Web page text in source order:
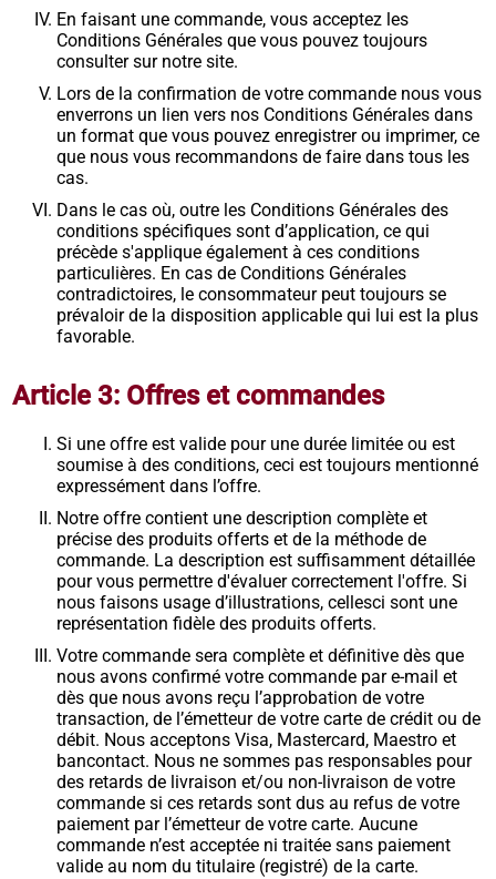
En faisant une commande, vous acceptez les
Conditions Générales que vous pouvez toujours
consulter sur notre site.
Lors de la confirmation de votre commande nous vous
enverrons un lien vers nos Conditions Générales dans
un format que vous pouvez enregistrer ou imprimer, ce
que nous vous recommandons de faire dans tous les
cas.
Dans le cas où, outre les Conditions Générales des
conditions spécifiques sont d’application, ce qui
précède s'applique également à ces conditions
particulières. En cas de Conditions Générales
contradictoires, le consommateur peut toujours se
prévaloir de la disposition applicable qui lui est la plus
favorable.
Article 3: Offres et commandes
Si une offre est valide pour une durée limitée ou est
soumise à des conditions, ceci est toujours mentionné
expressément dans l’offre.
Notre offre contient une description complète et
précise des produits offerts et de la méthode de
commande. La description est suffisamment détaillée
pour vous permettre d'évaluer correctement l'offre. Si
nous faisons usage d’illustrations, cellesci sont une
représentation fidèle des produits offerts.
Votre commande sera complète et définitive dès que
nous avons confirmé votre commande par e-mail et
dès que nous avons reçu l’approbation de votre
transaction, de l’émetteur de votre carte de crédit ou de
débit. Nous acceptons Visa, Mastercard, Maestro et
bancontact. Nous ne sommes pas responsables pour
des retards de livraison et/ou non-livraison de votre
commande si ces retards sont dus au refus de votre
paiement par l’émetteur de votre carte. Aucune
commande n’est acceptée ni traitée sans paiement
valide au nom du titulaire (registré) de la carte.